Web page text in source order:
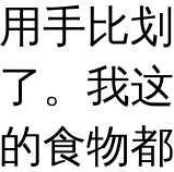
手比
。我
食物